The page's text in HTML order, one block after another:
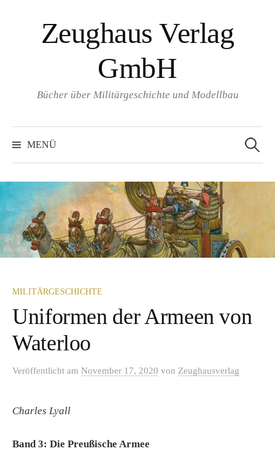
Zeughaus Verlag
GmbH
Bücher über Militärgeschichte und Modellbau
MENÜ
nach:
MILITÄRGESCHICHTE
Uniformen der Armeen von
Waterloo
Veröffentlicht am November 17, 2020 von Zeughausverlag
Charles Lyall
Band 3: Die Preußische Armee